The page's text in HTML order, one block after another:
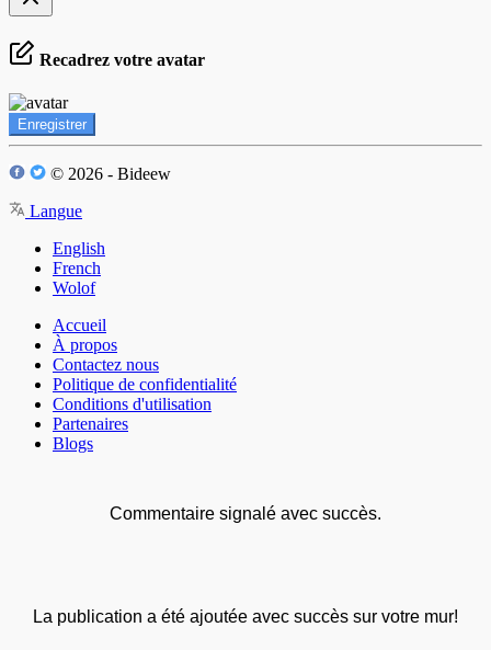
Recadrez votre avatar
Enregistrer
© 2026 - Bideew
Langue
English
French
Wolof
Accueil
À propos
Contactez nous
Politique de confidentialité
Conditions d'utilisation
Partenaires
Blogs
Commentaire signalé avec succès.
La publication a été ajoutée avec succès sur votre mur!